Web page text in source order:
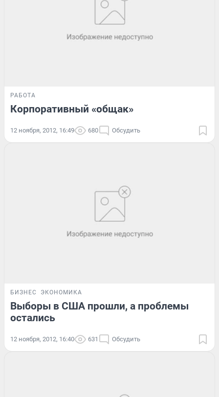
РАБОТА
Корпоративный «общак»
12 ноября, 2012, 16:49 680 Обсудить
БИЗНЕС ЭКОНОМИКА
Выборы в США прошли, а проблемы
остались
12 ноября, 2012, 16:40 631 Обсудить